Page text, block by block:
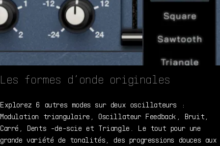
Les formes d’onde originales
Explorez 6 autres modes sur deux oscillateurs :
Modulation triangulaire, Oscillateur Feedback, Bruit,
Carré, Dents -de-scie et Triangle. Le tout pour une
grande variété de tonalités, des progressions douces aux